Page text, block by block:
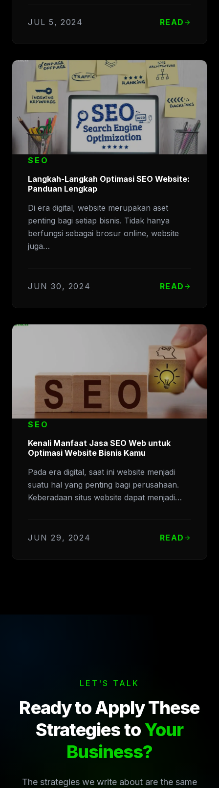
JUL 5, 2024 READ arrow_forward
SEO
Langkah-Langkah Optimasi SEO Website:
Panduan Lengkap
Di era digital, website merupakan aset
penting bagi setiap bisnis. Tidak hanya
berfungsi sebagai brosur online, website
juga…
JUN 30, 2024 READ arrow_forward
SEO
Kenali Manfaat Jasa SEO Web untuk
Optimasi Website Bisnis Kamu
Pada era digital, saat ini website menjadi
suatu hal yang penting bagi perusahaan.
Keberadaan situs website dapat menjadi…
JUN 29, 2024 READ arrow_forward
LET'S TALK
Ready to Apply These
Strategies toYour
Business?
The strategies we write about are the same